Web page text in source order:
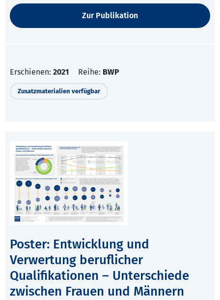
Zur Publikation
Erschienen: 2021 Reihe: BWP
Zusatzmaterialien verfügbar
Poster: Entwicklung und
Verwertung beruflicher
Qualifikationen – Unterschiede
zwischen Frauen und Männern